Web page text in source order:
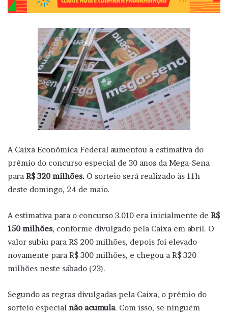
A Caixa Econômica Federal aumentou a estimativa do
prêmio do concurso especial de 30 anos da Mega-Sena
para R$ 320 milhões. O sorteio será realizado às 11h
deste domingo, 24 de maio.
A estimativa para o concurso 3.010 era inicialmente de R$
150 milhões, conforme divulgado pela Caixa em abril. O
valor subiu para R$ 200 milhões, depois foi elevado
novamente para R$ 300 milhões, e chegou a R$ 320
milhões neste sábado (23).
Segundo as regras divulgadas pela Caixa, o prêmio do
sorteio especial não acumula. Com isso, se ninguém